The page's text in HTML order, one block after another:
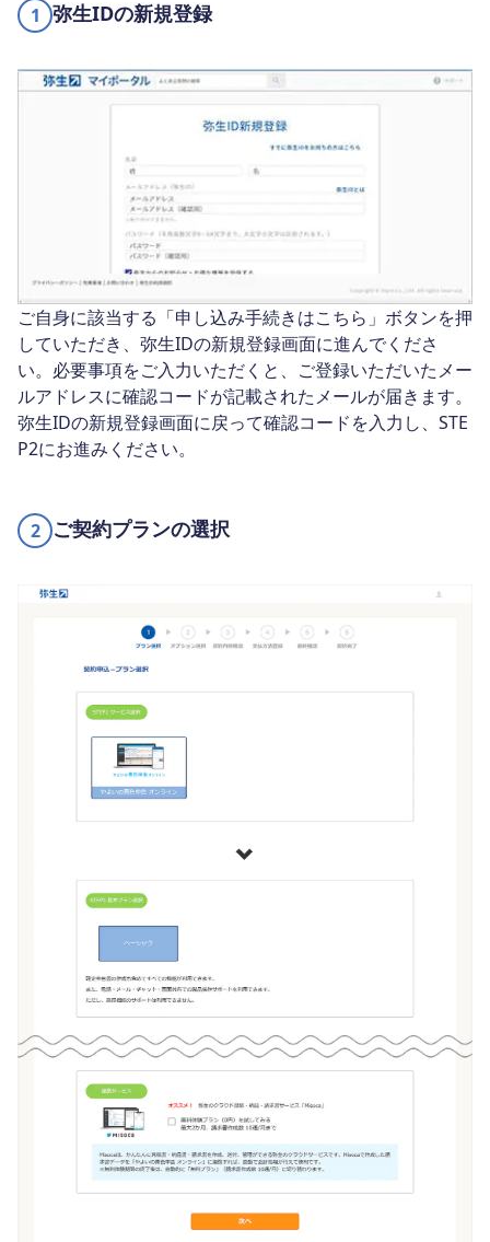
1 弥生IDの新規登録
ご自身に該当する「申し込み手続きはこちら」ボタンを押
していただき、弥生IDの新規登録画面に進んでくださ
い。必要事項をご入力いただくと、ご登録いただいたメー
ルアドレスに確認コードが記載されたメールが届きます。
弥生IDの新規登録画面に戻って確認コードを入力し、STE
P2にお進みください。
2 ご契約プランの選択